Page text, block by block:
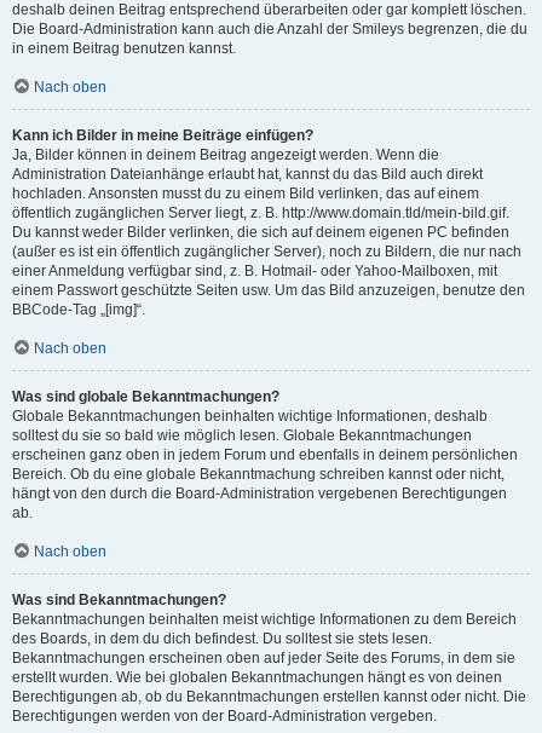
deshalb deinen Beitrag entsprechend überarbeiten oder gar komplett löschen.
Die Board-Administration kann auch die Anzahl der Smileys begrenzen, die du
in einem Beitrag benutzen kannst.
Nach oben
Kann ich Bilder in meine Beiträge einfügen?
Ja, Bilder können in deinem Beitrag angezeigt werden. Wenn die
Administration Dateianhänge erlaubt hat, kannst du das Bild auch direkt
hochladen. Ansonsten musst du zu einem Bild verlinken, das auf einem
öffentlich zugänglichen Server liegt, z. B. http://www.domain.tld/mein-bild.gif.
Du kannst weder Bilder verlinken, die sich auf deinem eigenen PC befinden
(außer es ist ein öffentlich zugänglicher Server), noch zu Bildern, die nur nach
einer Anmeldung verfügbar sind, z. B. Hotmail- oder Yahoo-Mailboxen, mit
einem Passwort geschützte Seiten usw. Um das Bild anzuzeigen, benutze den
BBCode-Tag „[img]“.
Nach oben
Was sind globale Bekanntmachungen?
Globale Bekanntmachungen beinhalten wichtige Informationen, deshalb
solltest du sie so bald wie möglich lesen. Globale Bekanntmachungen
erscheinen ganz oben in jedem Forum und ebenfalls in deinem persönlichen
Bereich. Ob du eine globale Bekanntmachung schreiben kannst oder nicht,
hängt von den durch die Board-Administration vergebenen Berechtigungen
ab.
Nach oben
Was sind Bekanntmachungen?
Bekanntmachungen beinhalten meist wichtige Informationen zu dem Bereich
des Boards, in dem du dich befindest. Du solltest sie stets lesen.
Bekanntmachungen erscheinen oben auf jeder Seite des Forums, in dem sie
erstellt wurden. Wie bei globalen Bekanntmachungen hängt es von deinen
Berechtigungen ab, ob du Bekanntmachungen erstellen kannst oder nicht. Die
Berechtigungen werden von der Board-Administration vergeben.